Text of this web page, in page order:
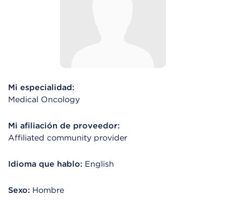
Mi especialidad:
Medical Oncology
Mi afiliación de proveedor:
Affiliated community provider
Idioma que hablo: English
Sexo: Hombre